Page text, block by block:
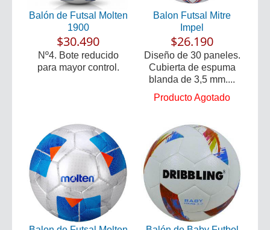
Balón de Futsal Molten
1900
$30.490
Nº4. Bote reducido
para mayor control.
Balon Futsal Mitre
Impel
$26.190
Diseño de 30 paneles.
Cubierta de espuma
blanda de 3,5 mm....
Producto Agotado